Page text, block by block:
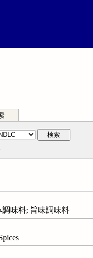
検索
味料; 旨味調味料